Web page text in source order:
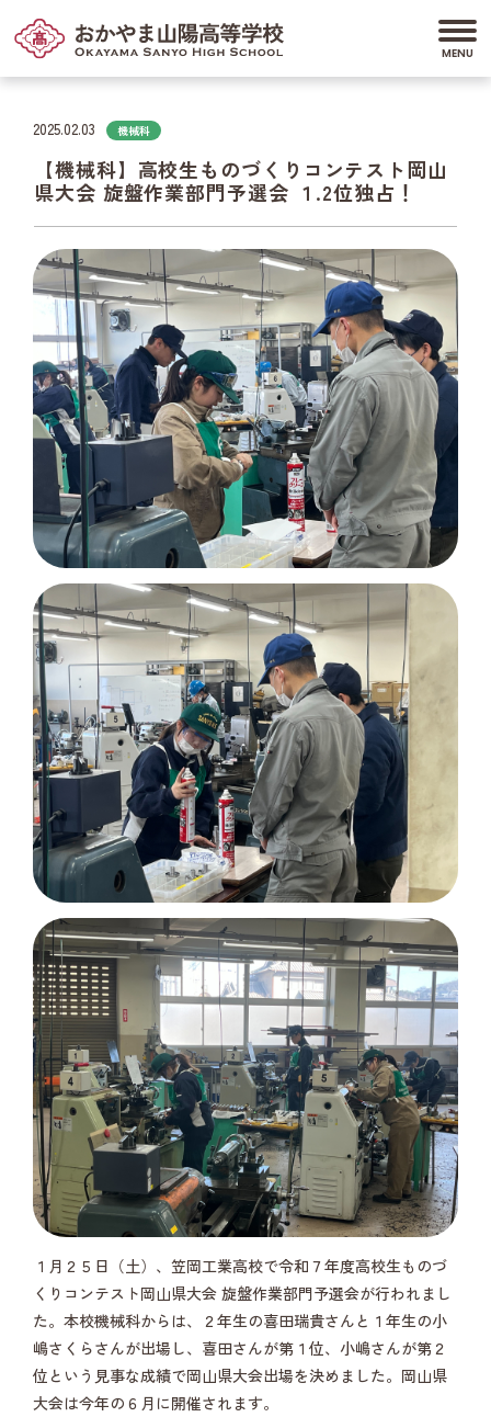
2025.02.03 機械科
【機械科】高校生ものづくりコンテスト岡山
県大会 旋盤作業部門予選会 １.2位独占！
１月２５日（土）、笠岡工業高校で令和７年度高校生ものづ
くりコンテスト岡山県大会 旋盤作業部門予選会が行われまし
た。本校機械科からは、２年生の喜田瑞貴さんと１年生の小
嶋さくらさんが出場し、喜田さんが第１位、小嶋さんが第２
位という見事な成績で岡山県大会出場を決めました。岡山県
大会は今年の６月に開催されます。